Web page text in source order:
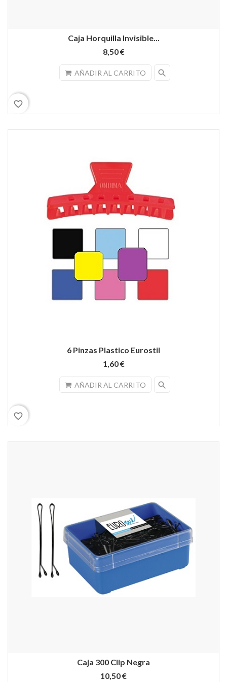
Caja Horquilla Invisible...
8,50 €
AÑADIR AL CARRITO search
favorite_border
6 Pinzas Plastico Eurostil
1,60 €
AÑADIR AL CARRITO search
favorite_border
Caja 300 Clip Negra
10,50 €